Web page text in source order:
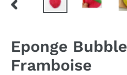
DIAPOSITIVE
Eponge Bubble
Framboise